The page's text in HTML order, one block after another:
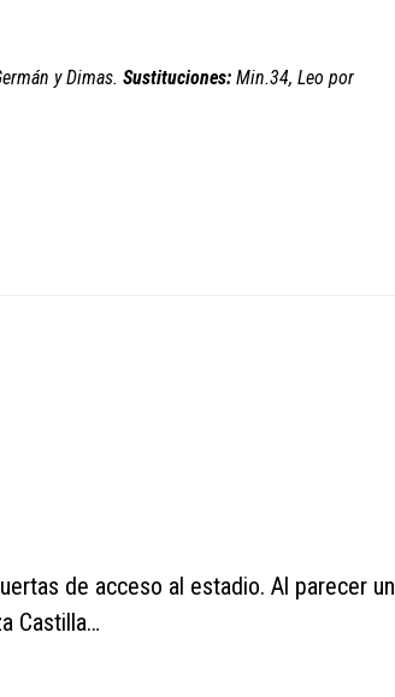
y Dimas. Sustituciones: Min.34, Leo por
de acceso al estadio. Al parecer un
Castilla…